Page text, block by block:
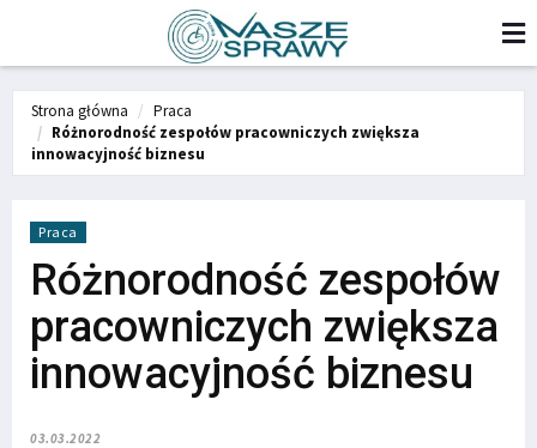
Strona główna
Praca
Różnorodność zespołów pracowniczych zwiększa
innowacyjność biznesu
Praca
Różnorodność zespołów
pracowniczych zwiększa
innowacyjność biznesu
03.03.2022